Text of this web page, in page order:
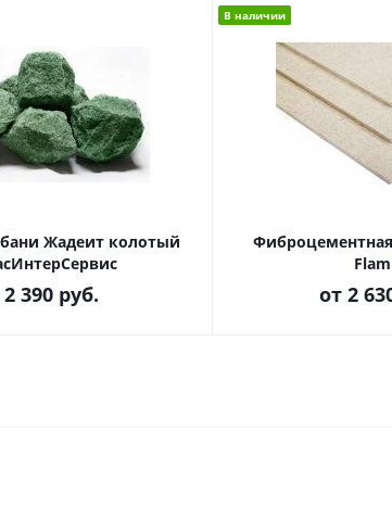
Жадеит колотый
2 390 руб.
В наличии
от 2